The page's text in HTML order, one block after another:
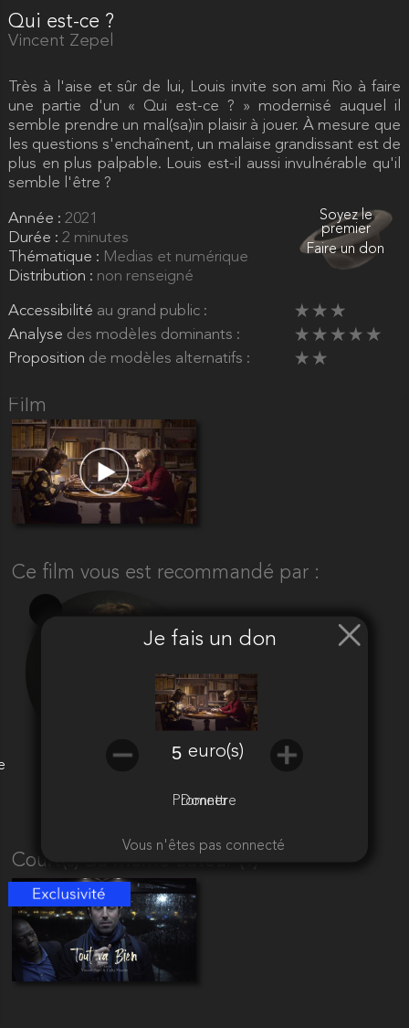
Qui est-ce ?
Vincent Zepel
Très à l'aise et sûr de lui, Louis invite son ami Rio à faire
une partie d'un « Qui est-ce ? » modernisé auquel il
semble prendre un mal(sa)in plaisir à jouer. À mesure que
les questions s'enchaînent, un malaise grandissant est de
plus en plus palpable. Louis est-il aussi invulnérable qu'il
semble l'être ?
Année : 2021
Durée : 2 minutes
Thématique : Medias et numérique
Distribution : non renseigné
Accessibilité au grand public :
Analyse des modèles dominants :
Proposition de modèles alternatifs :
Soyez le
premier
Faire un don
Film
Ce film vous est recommandé par :
Court(s) du même auteur (1)
Je fais un don
euro(s)
Donner
Promettre
Vous n'êtes pas connecté